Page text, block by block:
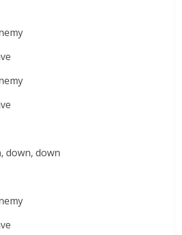
down, down